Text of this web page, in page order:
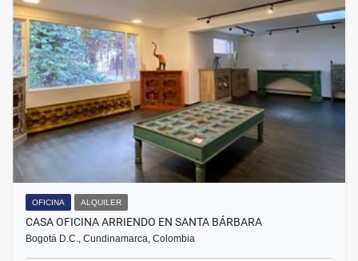
OFICINA ALQUILER
CASA OFICINA ARRIENDO EN SANTA BÁRBARA
Bogotá D.C., Cundinamarca, Colombia